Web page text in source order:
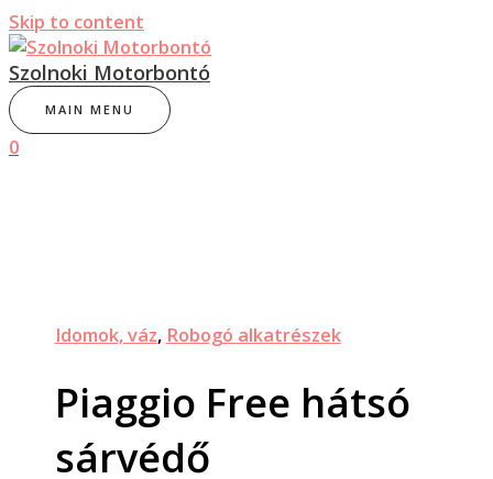
Skip to content
Szolnoki Motorbontó
MAIN MENU
0
Idomok, váz, Robogó alkatrészek
Piaggio Free hátsó
sárvédő